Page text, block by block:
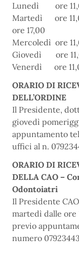
Lunedì ore
Martedì ore
ore 17,00
Mercoledì ore
Giovedì ore
Venerdì ore
ORARIO DI
DELL’ORDINE
Il Presidente,
giovedì
appuntamento
uffici al n.
ORARIO DI
DELLA CAO –
Odontoiatri
Il Presidente
martedì dalle ore
previo
numero